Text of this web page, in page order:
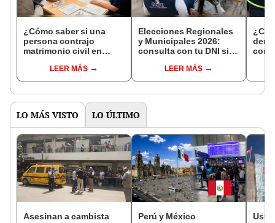
¿Cómo saber si una
persona contrajo
matrimonio civil en
LEER MÁS
Elecciones Regionales
y Municipales 2026:
consulta con tu DNI si
de mesa para este 4 de
octubre en el link oficial
LEER MÁS
con
LO MÁS VISTO LO ÚLTIMO
Asesinan a cambista
Perú y México